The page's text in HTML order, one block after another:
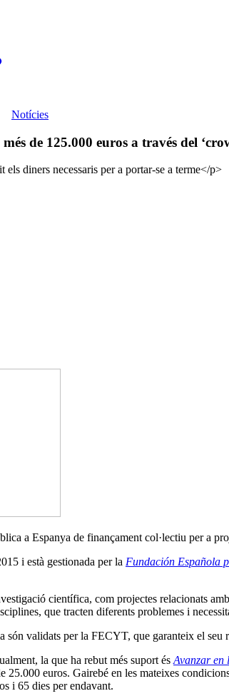
Notícies
de 125.000 euros a través del
els diners necessaris per a portar-se a terme</p>
a Espanya de finançament col·lectiu per a
i està gestionada per la Fundación Española
científica, com projectes relacionats
que tracten diferents problemes i
són validats per la FECYT, que garanteix el
la que ha rebut més suport ésAvanzar en
25.000 euros. Gairebé en les mateixes
i 65 dies per endavant.